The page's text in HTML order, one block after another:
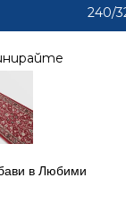
240/
в Любими